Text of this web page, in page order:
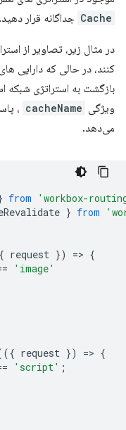
Cache جداگانه قرار دهید.
بازگشت به استراتژی شبکه
ویژگی cacheName ،
می‌دهد.
from
'workbox-
} from
request }) => {
'image'
request }) => {
'script' ;